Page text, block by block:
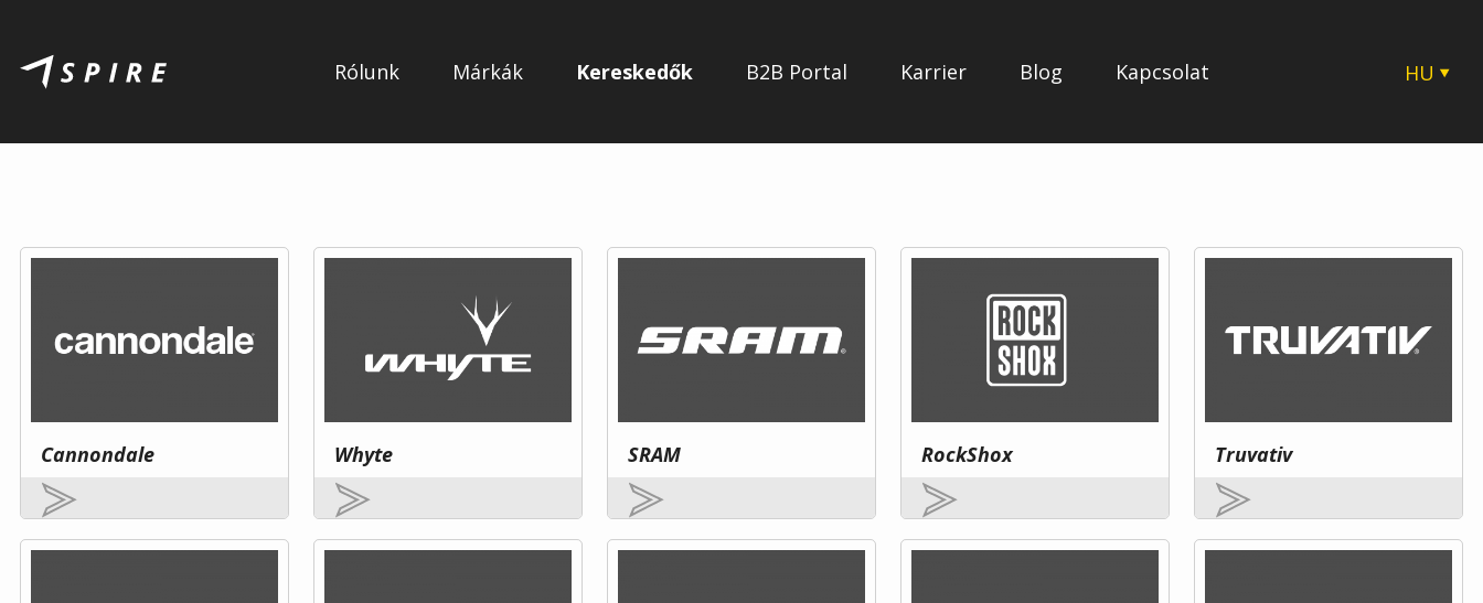
Rólunk Márkák Kereskedők B2B Portal Karrier Blog Kapcsolat
HU
EN
Cannondale Whyte SRAM RockShox Truvativ